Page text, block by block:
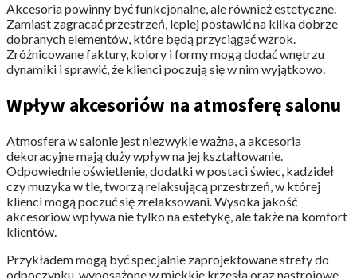
Akcesoria powinny być funkcjonalne, ale również estetyczne.
Zamiast zagracać przestrzeń, lepiej postawić na kilka dobrze
dobranych elementów, które będą przyciągać wzrok.
Zróżnicowane faktury, kolory i formy mogą dodać wnętrzu
dynamiki i sprawić, że klienci poczują się w nim wyjątkowo.
Wpływ akcesoriów na atmosferę salonu
Atmosfera w salonie jest niezwykle ważna, a akcesoria
dekoracyjne mają duży wpływ na jej kształtowanie.
Odpowiednie oświetlenie, dodatki w postaci świec, kadzideł
czy muzyka w tle, tworzą relaksującą przestrzeń, w której
klienci mogą poczuć się zrelaksowani. Wysoka jakość
akcesoriów wpływa nie tylko na estetykę, ale także na komfort
klientów.
Przykładem mogą być specjalnie zaprojektowane strefy do
odpoczynku, wyposażone w miękkie krzesła oraz nastrojowe